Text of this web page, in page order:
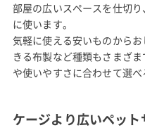
部屋の広いスペースを仕切
に使います。
気軽に使える安いものから
きる布製など種類もさまざ
や使いやすさに合わせて選べ
ケージより広いペッ